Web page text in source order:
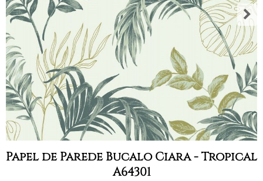
Papel de Parede Bucalo Ciara - Tropical
A64301